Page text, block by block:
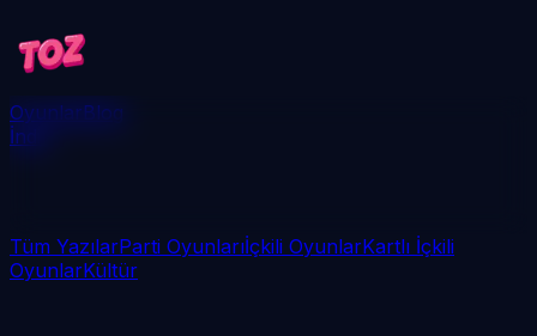
OyunlarBlog
İndir
Tüm YazılarParti Oyunlarıİçkili OyunlarKartlı İçkili
OyunlarKültür